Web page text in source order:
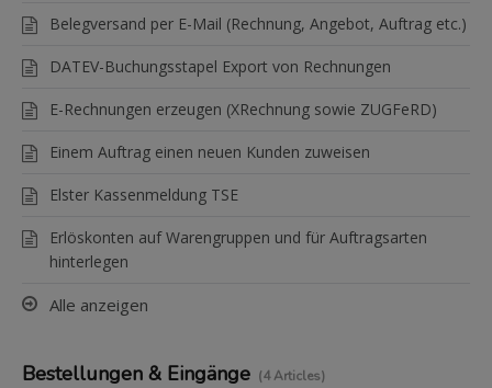
Belegversand per E-Mail (Rechnung, Angebot, Auftrag etc.)
DATEV-Buchungsstapel Export von Rechnungen
E-Rechnungen erzeugen (XRechnung sowie ZUGFeRD)
Einem Auftrag einen neuen Kunden zuweisen
Elster Kassenmeldung TSE
Erlöskonten auf Warengruppen und für Auftragsarten
hinterlegen
Alle anzeigen
Bestellungen & Eingänge 4 Articles